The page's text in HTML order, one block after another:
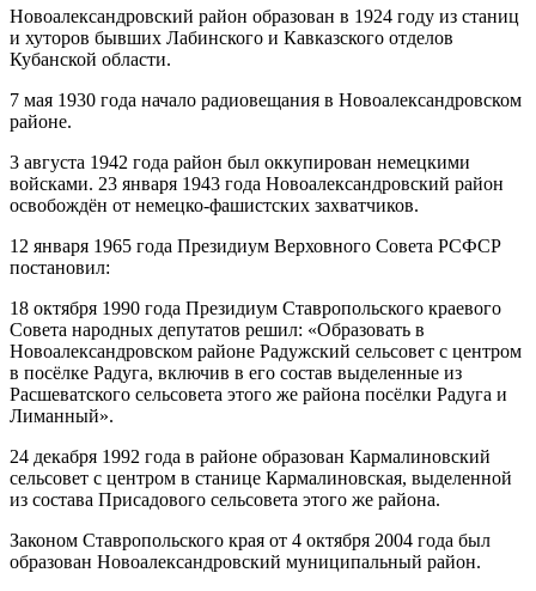
Новоалександровский район образован в 1924 году из станиц
и хуторов бывших Лабинского и Кавказского отделов
Кубанской области.
7 мая 1930 года начало радиовещания в Новоалександровском
районе.
3 августа 1942 года район был оккупирован немецкими
войсками. 23 января 1943 года Новоалександровский район
освобождён от немецко-фашистских захватчиков.
12 января 1965 года Президиум Верховного Совета РСФСР
постановил:
18 октября 1990 года Президиум Ставропольского краевого
Совета народных депутатов решил: «Образовать в
Новоалександровском районе Радужский сельсовет с центром
в посёлке Радуга, включив в его состав выделенные из
Расшеватского сельсовета этого же района посёлки Радуга и
Лиманный».
24 декабря 1992 года в районе образован Кармалиновский
сельсовет с центром в станице Кармалиновская, выделенной
из состава Присадового сельсовета этого же района.
Законом Ставропольского края от 4 октября 2004 года был
образован Новоалександровский муниципальный район.